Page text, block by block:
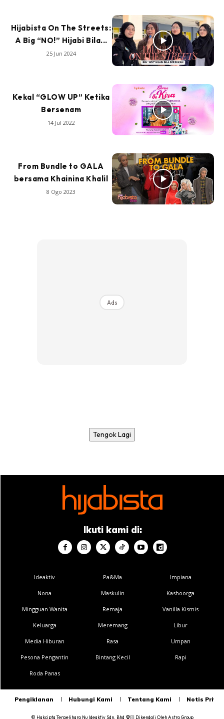
Hijabista On The Streets:
A Big “NO!” Hijabi Bila...
25 Jun 2024
Kekal “GLOW UP” Ketika
Bersenam
14 Jul 2022
From Bundle to GALA
bersama Khainina Khalil
8 Ogo 2023
Ads
Tengok Lagi
Ikuti kami di:
Ideaktiv
Nona
Mingguan Wanita
Keluarga
Media Hiburan
Pesona Pengantin
Roda Panas
Pa&Ma
Maskulin
Remaja
Meremang
Rasa
Bintang Kecil
Impiana
Kashoorga
Vanilla Kismis
Libur
Umpan
Rapi
Pengiklanan Hubungi Kami Tentang Kami Notis
© Hakcipta Terpelihara Nu Ideaktiv Sdn. Bhd 🧕🏻 Dikendali OlehAstro Group